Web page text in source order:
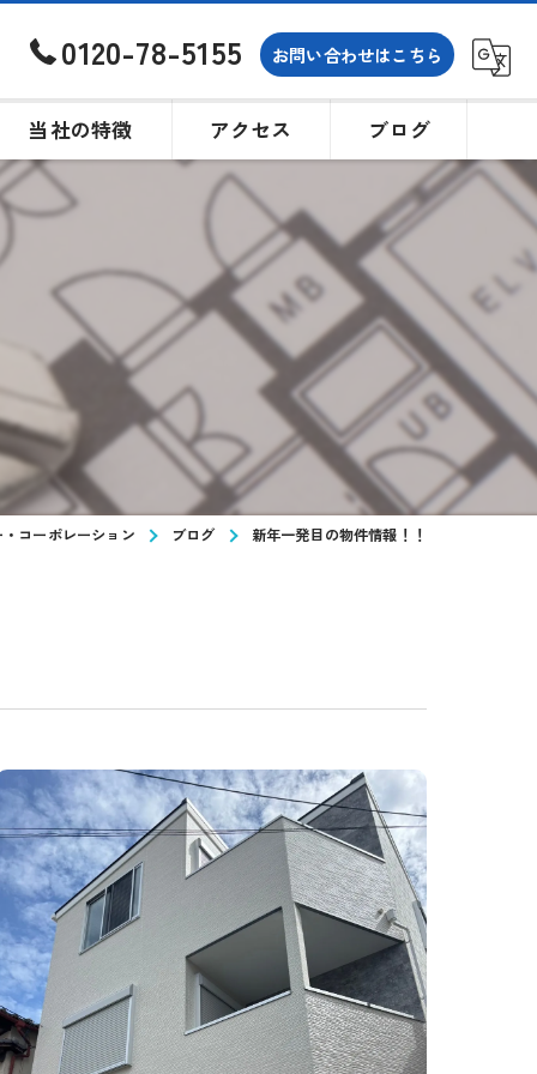
0120-78-5155 お問い合わせはこちら
当社の特徴
土地
購入
アクセス ブログ
コーポレーション ブログ 新年一発目の物件情報！！